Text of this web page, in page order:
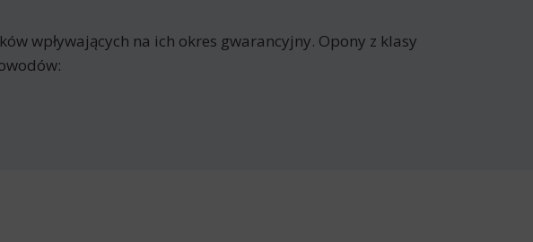
wpływających na ich okres gwarancyjny. Opony z klasy